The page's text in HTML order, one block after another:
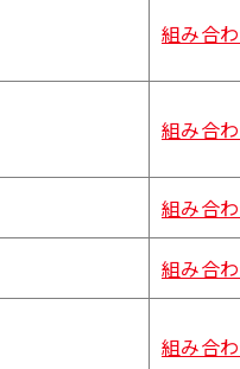
組み合
組み合
組み合
組み合
組み合